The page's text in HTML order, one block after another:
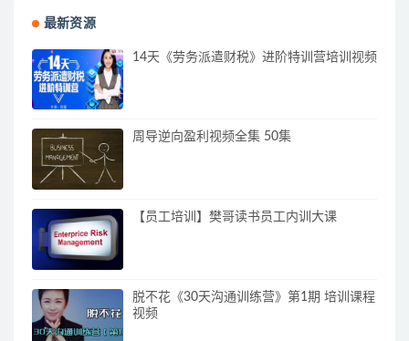
最新资源
14天《劳务派遣财税》进阶特训营培训视频
周导逆向盈利视频全集 50集
【员工培训】樊哥读书员工内训大课
脱不花《30天沟通训练营》第1期 培训课程
视频